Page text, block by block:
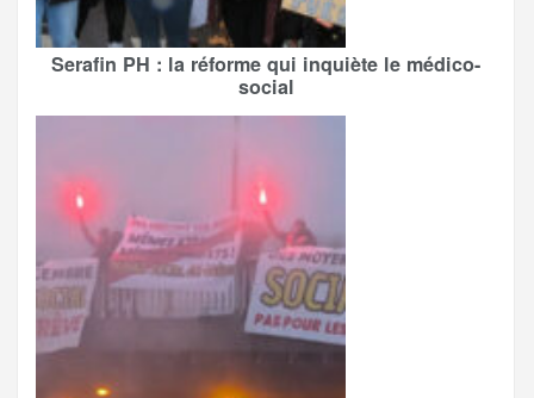
Serafin PH : la réforme qui inquiète le médico-
social